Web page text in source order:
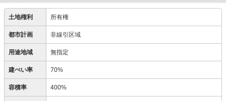
土地権利 所有権
都市計画 非線引区域
用途地域 無指定
建ぺい率 70%
容積率 400%